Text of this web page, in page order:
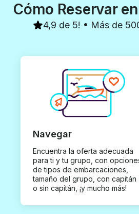
Cómo Reservar
4,9 de 5! • Más de
Navegar
Encuentra la oferta adecuada
para ti y tu grupo, con
de tipos de embarcaciones,
tamaño del grupo, con capitán
o sin capitán, ¡y mucho más!